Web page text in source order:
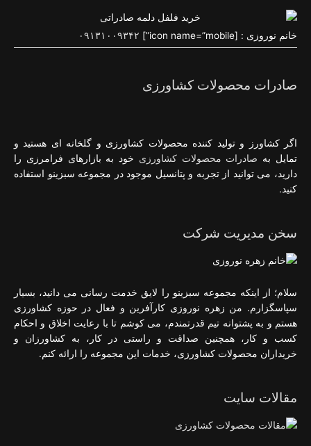
خانم نوروزی : [icon name=”mobile”] ۰۹۱۳۱۰۰۹۳۴۲
صادرات محصولات کشاورزی
اگر کشاورز و تولید کننده محصولات کشاورزی و گلخانه ای هستید و
تمایل به صادرات محصولات کشاورزی خود به بازارهای فرامرزی را
دارید، می توانید از تجربه و پتانسیل موجود در مجموعه سبزینو استفاده
کنید.
سخن مدیریت شرکت
سلام؛ از اینکه مجموعه سبزینو را لایق خدمت رسانی می دانید، بسیار
سپاسگزارم. من زهره نوروزی کارآفرین و فعال در حوزه کشاورزی
هستم و به پشتوانه تیم قدرتمندم، می کوشم تا با رعایت اخلاق و احکام
کسب و کار، همچنین صداقت و راستی در کار، به کشاورزان و
خریداران محصولات کشاورزی، خدمات این مجموعه را ارائه کنم.
مقالات سایت